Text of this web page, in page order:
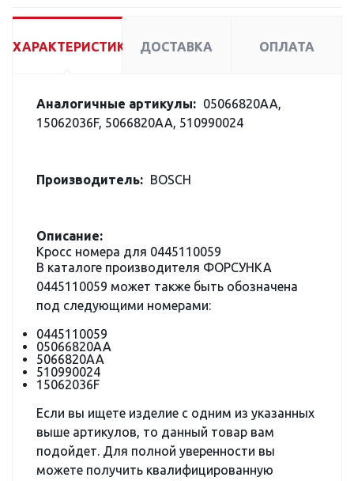
ХАРАКТЕРИСТИКИ ДОСТАВКА ОПЛАТА
Аналогичные артикулы: 05066820AA,
15062036F, 5066820AA, 510990024
Производитель: BOSCH
Описание:
Кросс номера для 0445110059
В каталоге производителя ФОРСУНКА
0445110059 может также быть обозначена
под следующими номерами:
0445110059
05066820AA
5066820AA
510990024
15062036F
Если вы ищете изделие с одним из указанных
выше артикулов, то данный товар вам
подойдет. Для полной уверенности вы
можете получить квалифицированную